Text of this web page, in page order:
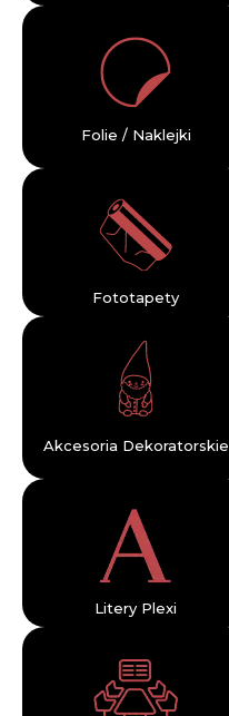
Folie / Naklejki
Fototapety
Akcesoria Dekoratorskie
Litery Plexi